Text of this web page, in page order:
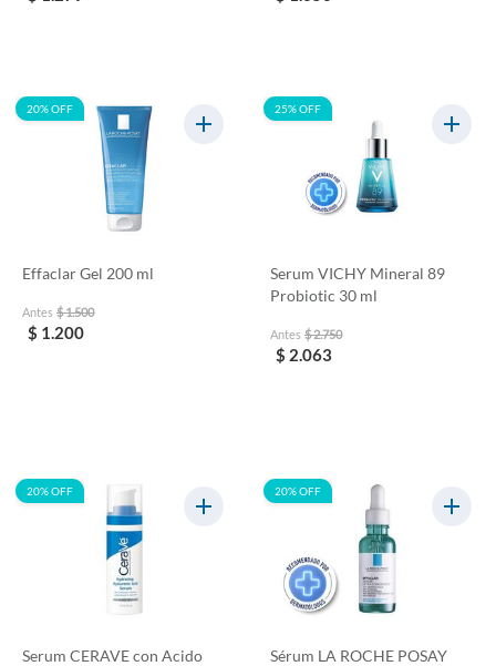
20% OFF
Effaclar Gel 200 ml
Antes $ 1.500
$ 1.200
25% OFF
Serum VICHY Mineral 89
Probiotic 30 ml
Antes $ 2.750
$ 2.063
20% OFF
Serum CERAVE con Acido
20% OFF
Sérum LA ROCHE POSAY